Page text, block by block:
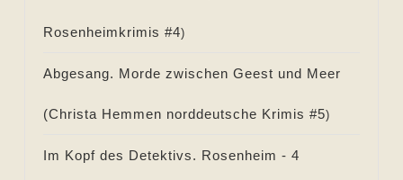
Rosenheimkrimis #4)
Abgesang. Morde zwischen Geest und Meer
(Christa Hemmen norddeutsche Krimis #5)
Im Kopf des Detektivs. Rosenheim - 4